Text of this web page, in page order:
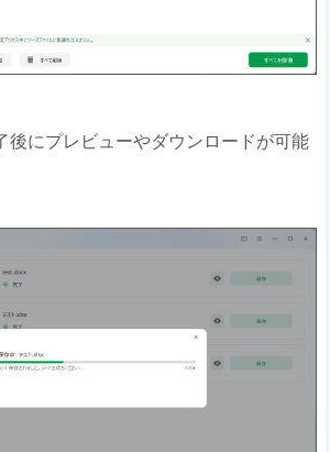
後にプレビューやダウンロードが可能